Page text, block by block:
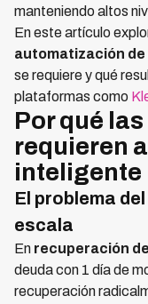
manteniendo altos
En este artículo
automatización
se requiere y qué
plataformas como
Por qué
requieren
inteligente
El problema
escala
En recuperación
deuda con 1 día de
recuperación